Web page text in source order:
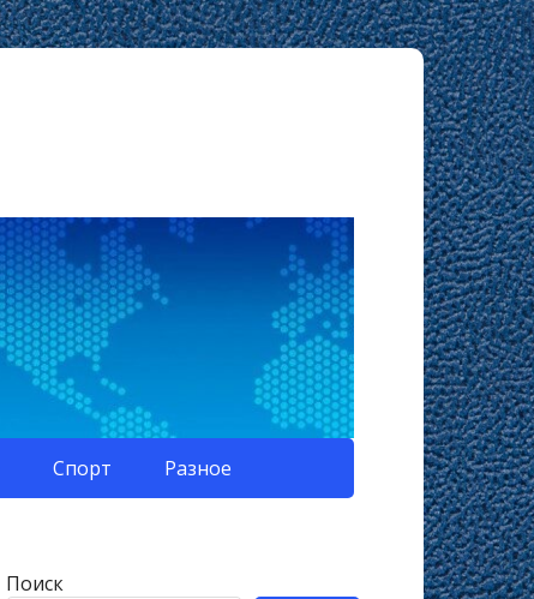
Спорт Разное
Поиск